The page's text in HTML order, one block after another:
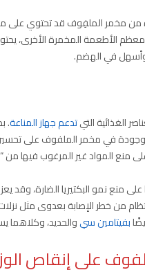
الأطعمة المخمرة الأخرى،
وأسهل في الهضم.
الغذائية التيتدعم جهاز المناعة.
في مخمر الملفوف على
منع المواد غير المرغوب فيها
منع نمو البكتيريا الضارة، وقد
من خطر الإصابة بعدوى مثل
بفيتامين سيوالحديد، وكلاهما